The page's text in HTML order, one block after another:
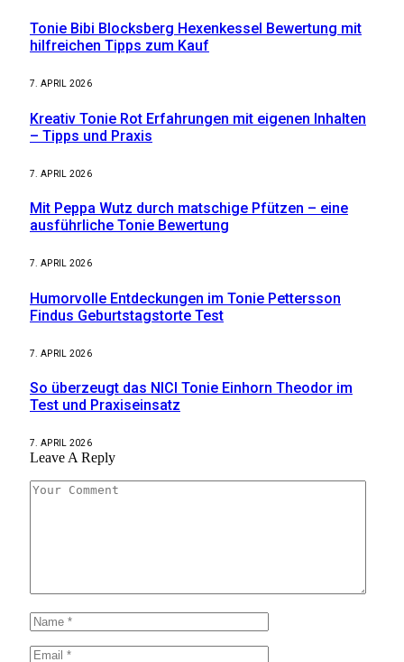
Tonie Bibi Blocksberg Hexenkessel Bewertung mit
hilfreichen Tipps zum Kauf
7. APRIL 2026
Kreativ Tonie Rot Erfahrungen mit eigenen Inhalten
– Tipps und Praxis
7. APRIL 2026
Mit Peppa Wutz durch matschige Pfützen – eine
ausführliche Tonie Bewertung
7. APRIL 2026
Humorvolle Entdeckungen im Tonie Pettersson
Findus Geburtstagstorte Test
7. APRIL 2026
So überzeugt das NICI Tonie Einhorn Theodor im
Test und Praxiseinsatz
7. APRIL 2026
Leave A Reply